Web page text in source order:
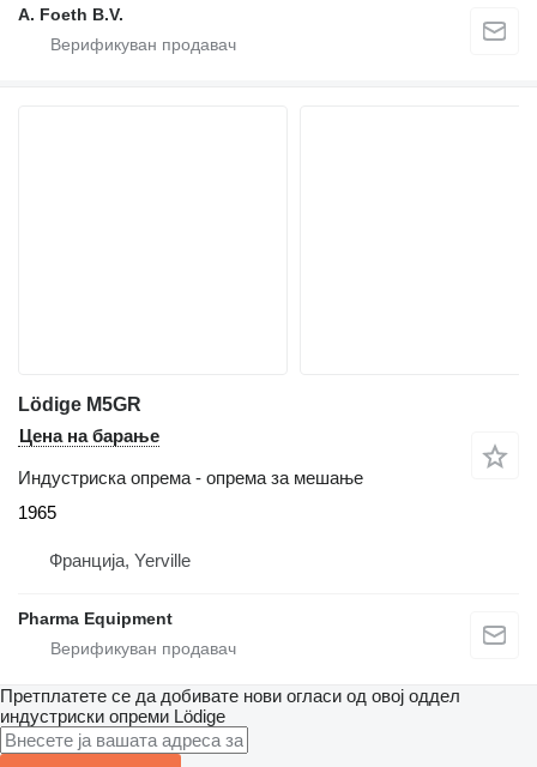
A. Foeth B.V.
Lödige M5GR
Цена на барање
Индустриска опрема - опрема за мешање
1965
Франција, Yerville
Pharma Equipment
Претплатете се да добивате нови огласи од овој оддел
индустриски опреми Lödige